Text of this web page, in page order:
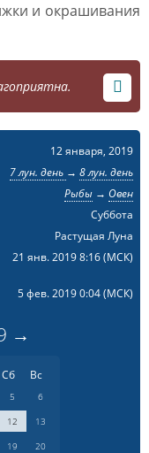
и окрашивания
12 января, 2019
7 лун. день → 8 лун. день
Рыбы→ Овен
Суббота
Растущая Луна
21 янв. 2019 8:16(МСК)
5 фев. 2019 0:04(МСК)
→
Сб Вс
5
6
12
13
19
20